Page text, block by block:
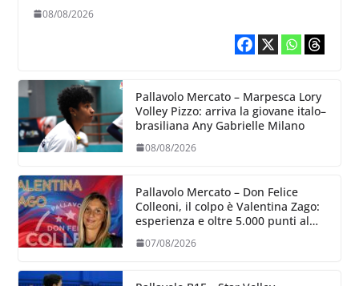
schiacciatrice lettone Kristine
08/08/2026
Pallavolo Mercato – Marpesca Lory
Volley Pizzo: arriva la giovane italo–
brasiliana Any Gabrielle Milano
08/08/2026
Pallavolo Mercato – Don Felice
Colleoni, il colpo è Valentina Zago:
esperienza e oltre 5.000 punti al
07/08/2026